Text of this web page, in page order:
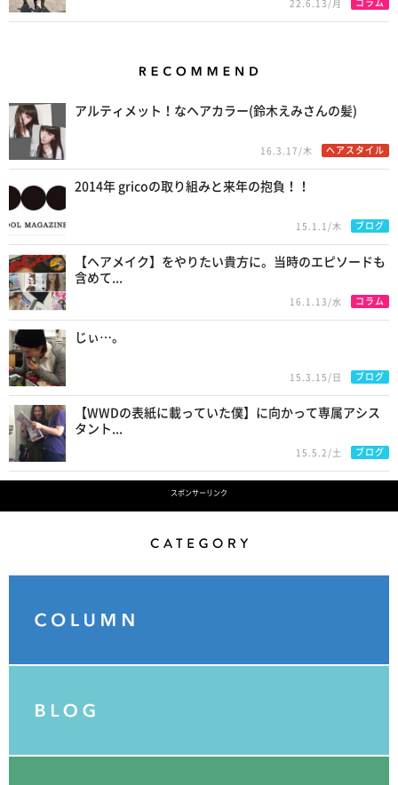
22.6.13/月 コラム
アルティメット！なヘアカラー(鈴木えみさんの髪)
16.3.17/木 ヘアスタイル
2014年 gricoの取り組みと来年の抱負！！
15.1.1/木 ブログ
【ヘアメイク】をやりたい貴方に。当時のエピソードも
含めて...
16.1.13/水 コラム
じぃ…。
15.3.15/日 ブログ
【WWDの表紙に載っていた僕】に向かって専属アシス
タント...
15.5.2/土 ブログ
スポンサーリンク